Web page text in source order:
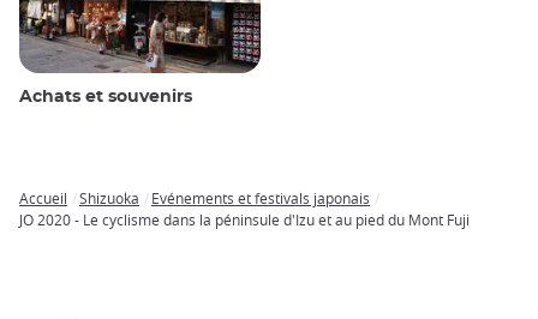
Achats et souvenirs
Breadcrumb
Accueil Shizuoka
Evénements et festivals japonais
JO 2020 - Le cyclisme dans la péninsule d'Izu et au pied du Mont Fuji